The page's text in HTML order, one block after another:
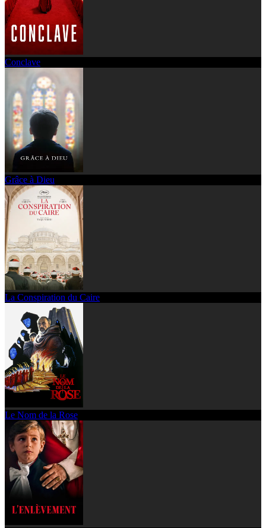
Conclave
Grâce à Dieu
La Conspiration du Caire
Le Nom de la Rose